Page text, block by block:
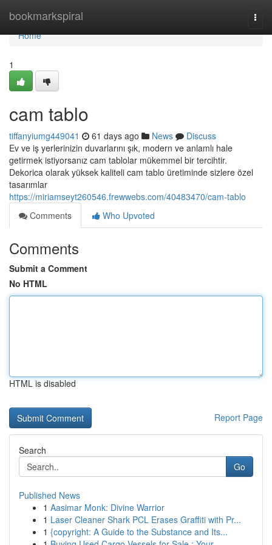
bookmarkspiral
Home
Home
1
cam tablo
tiffanyiumg449041 61 days ago News
Discuss
Ev ve iş yerlerinizin duvarlarını şık, modern ve anlamlı hale
getirmek istiyorsanız cam tablolar mükemmel bir tercihtir.
Dekorica olarak yüksek kaliteli cam tablo üretiminde sizlere özel
tasarımlar
https://miriamseyt260546.frewwebs.com/40483470/cam-tablo
Comments
Who Upvoted
Comments
Submit a Comment
No HTML
HTML is disabled
Report Page
Search
Go
Published News
1 Aasimar Monk: Divine Warrior
1 Laser Cleaner Shark PCL Erases Graffiti with Pr...
1 {copyright: A Guide to the Substance and Its...